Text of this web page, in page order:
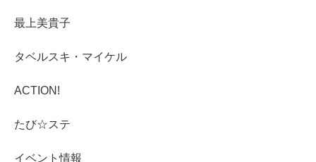
最上美貴子
タベルスキ・マイケル
ACTION!
たび☆ステ
イベント情報